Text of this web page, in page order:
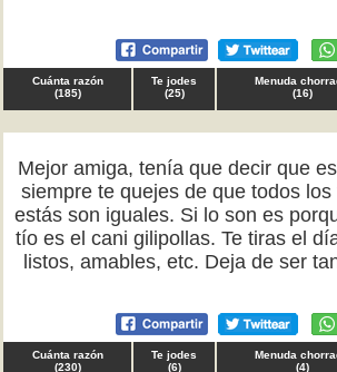
Cuánta razón
(185)
Te jodes
(25)
Menuda
(16)
Mejor amiga, tenía que decir que
siempre te quejes de que todos
estás son iguales. Si lo son es
tío es el cani gilipollas. Te tiras el
listos, amables, etc. Deja de ser
Cuánta razón
(230)
Te jodes
(6)
Menuda
(4)